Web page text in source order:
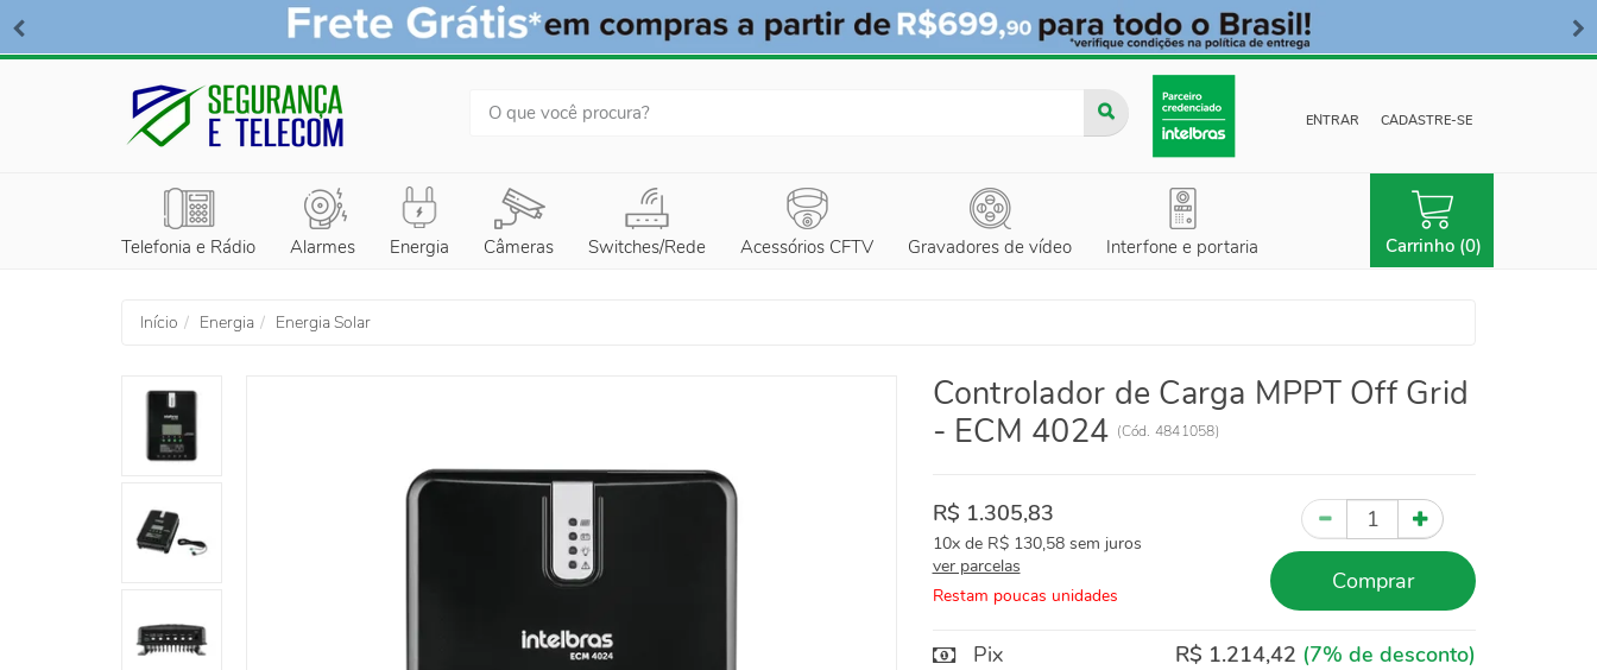
ENTRAR
CADASTRE-SE
Telefonia e Rádio Alarmes Energia Câmeras Switches/Rede Acessórios CFTV Gravadores de vídeo Interfone e portaria Carrinho (0)
Início Energia Energia Solar
Controlador de Carga MPPT Off Grid
- ECM 4024 (Cód. 4841058)
R$ 1.305,83
10xde R$ 130,58sem juros
ver parcelas
Restam poucas unidades
Quantidade
Comprar
Pix R$ 1.214,42 (7% de desconto)